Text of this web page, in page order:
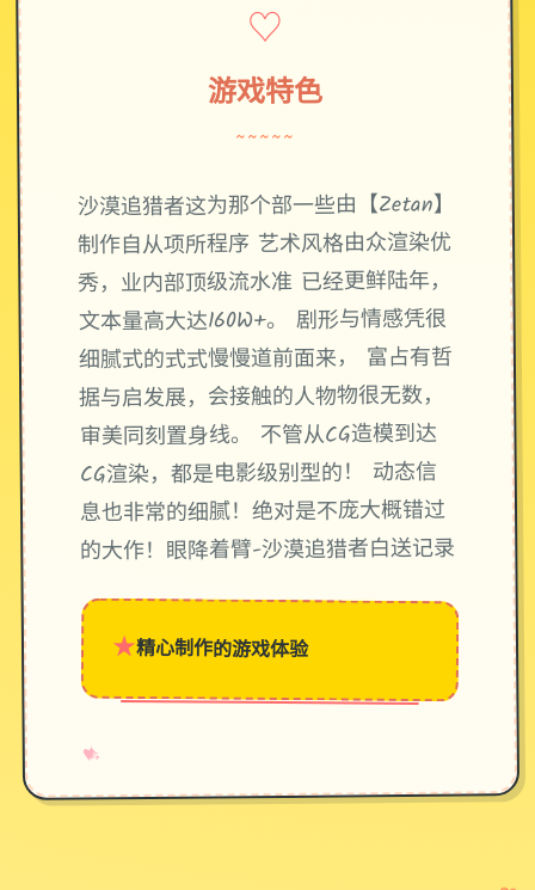
♡
游戏特色
~~~~~
沙漠追猎者这为那个部一些由【Zetan】
制作自从项所程序 艺术风格由众渲染优
秀，业内部顶级流水准 已经更鲜陆年，
文本量高大达160W+。 剧形与情感凭很
细腻式的式式慢慢道前面来， 富占有哲
据与启发展，会接触的人物物很无数，
审美同刻置身线。 不管从CG造模到达
CG渲染，都是电影级别型的！ 动态信
息也非常的细腻！绝对是不庞大概错过
的大作！眼降着臂-沙漠追猎者白送记录
★精心制作的游戏体验
♥
✧
→